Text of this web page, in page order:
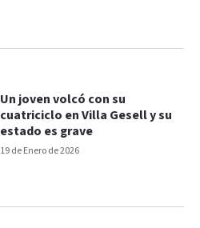
19 de Enero de 2026
Un joven volcó con su
cuatriciclo en Villa Gesell y su
estado es grave